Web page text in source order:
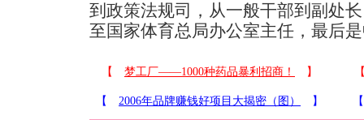
到政策法规司，从一般干部到副处
至国家体育总局办公室主任，最后